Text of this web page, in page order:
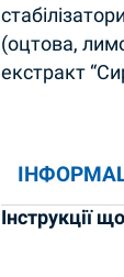
(оцтова,
екстракт
Інструкції